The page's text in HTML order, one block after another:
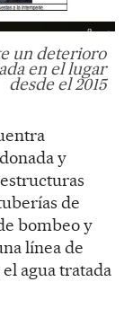
un deterioro
en el lugar
desde el 2015
y
de
bombeo y
línea de
agua tratada